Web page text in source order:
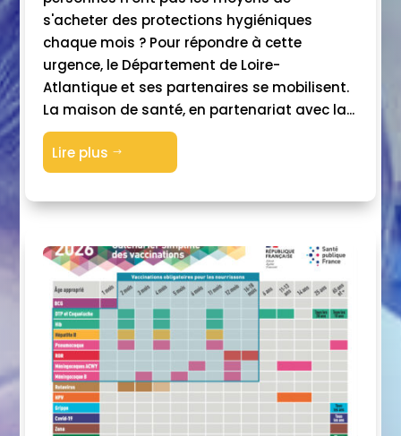
s'acheter des protections hygiéniques
chaque mois ? Pour répondre à cette
urgence, le Département de Loire-
Atlantique et ses partenaires se mobilisent.
La maison de santé, en partenariat avec la...
Lire plus $